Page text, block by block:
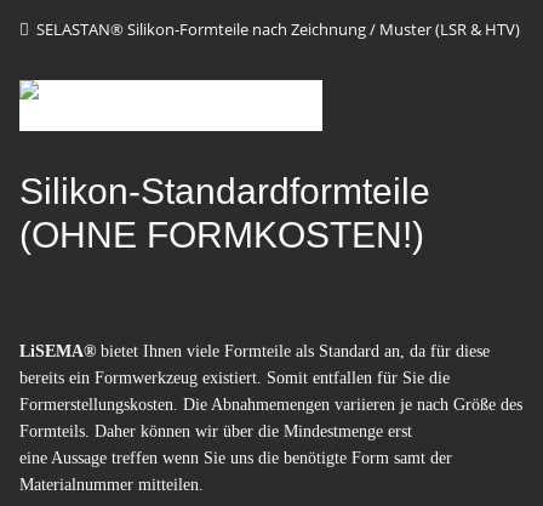
SELASTAN® Silikon-Formteile nach Zeichnung / Muster (LSR & HTV)
Silikon-Standardformteile
(OHNE FORMKOSTEN!)
LiSEMA® bietet Ihnen viele Formteile als Standard an, da für diese
bereits ein Formwerkzeug existiert. Somit entfallen für Sie die
Formerstellungskosten. Die Abnahmemengen variieren je nach Größe des
Formteils. Daher können wir über die Mindestmenge erst
eine Aussage treffen wenn Sie uns die benötigte Form samt der
Materialnummer mitteilen.